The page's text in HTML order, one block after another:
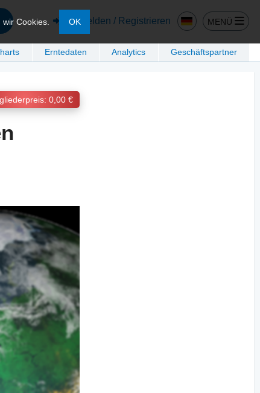
Anmelden / Registrieren MENÜ
Erntedaten Analytics Geschäftspartner
Cookies. OK
0,00 €